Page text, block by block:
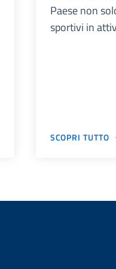
Paese non
sportivi in
SCOPRI TUTTO